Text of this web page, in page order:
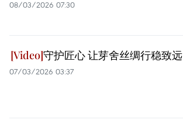
08/03/2026 07:30
守护匠心 让芽舍丝绸行稳致远
07/03/2026 03:37